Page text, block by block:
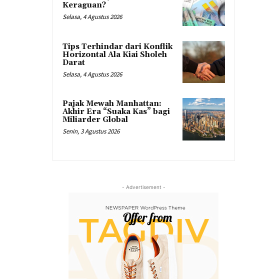
Keraguan?
Selasa, 4 Agustus 2026
Tips Terhindar dari Konflik
Horizontal Ala Kiai Sholeh
Darat
Selasa, 4 Agustus 2026
Pajak Mewah Manhattan:
Akhir Era “Suaka Kas” bagi
Miliarder Global
Senin, 3 Agustus 2026
- Advertisement -